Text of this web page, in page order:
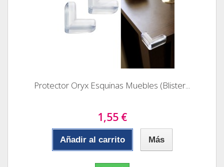
Protector Oryx Esquinas Muebles (Blister...
1,55 €
Añadir al carrito Más